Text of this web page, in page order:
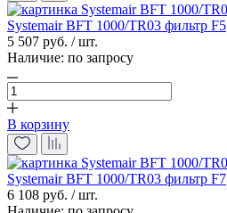
Systemair BFT 1000/TR03 фильтр F5
5 507 руб. / шт.
Наличие: по запросу
В корзину
Systemair BFT 1000/TR03 фильтр F7
6 108 руб. / шт.